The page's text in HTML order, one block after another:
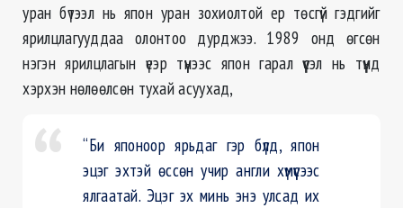
уран бүтээл нь япон уран зохиолтой ер төсгүй гэдгийг
ярилцлагууддаа олонтоо дурджээ. 1989 онд өгсөн
нэгэн ярилцлагын үеэр түүнээс япон гарал үүсэл нь түүнд
хэрхэн нөлөөлсөн тухай асуухад,
“Би японоор ярьдаг гэр бүлд, япон
эцэг эхтэй өссөн учир англи хүмүүсээс
ялгаатай. Эцэг эх минь энэ улсад их